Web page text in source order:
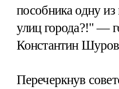
пособника одну
улиц города?!" —
Константин
Перечеркнув